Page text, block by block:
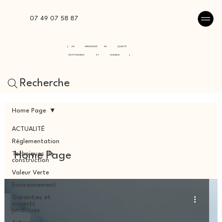
07 49 07 58 87
[ UN IMMOBILIER DE QUALITÉ
RESPONSABLE ET DURABLE ]
Recherche
ACTUALITÉ
Réglementation
Techniques de
construction
Valeur Verte
Environnement
Garanties et
aspects
juridiques
Home Page
Home Page